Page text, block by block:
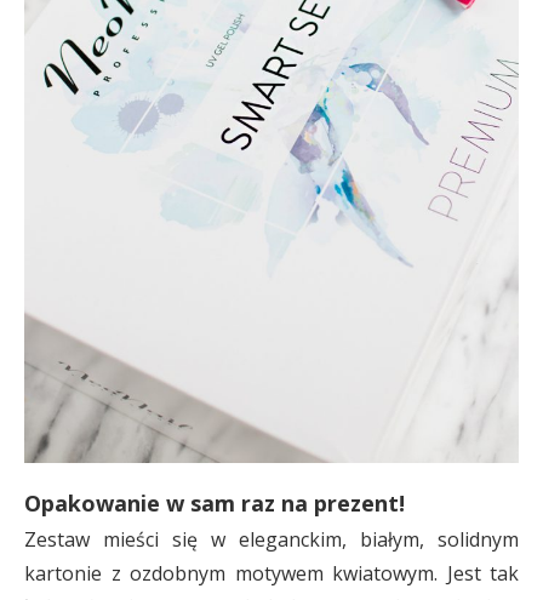
Opakowanie w sam raz na prezent!
Zestaw mieści się w eleganckim, białym, solidnym
kartonie z ozdobnym motywem kwiatowym. Jest tak